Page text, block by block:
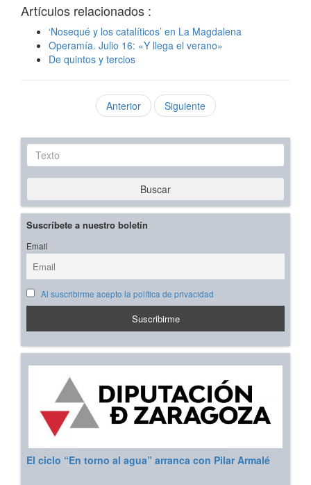
Artículos relacionados :
‘Nosequé y los catalíticos’ en La Magdalena
Operamía. Julio 16: «Y llega el verano»
De quintos y tercios
Anterior Siguiente
Texto
Buscar
Suscríbete a nuestro boletín
Email
Al suscribirme acepto la política de privacidad
El ciclo “En torno al agua” arranca con Pilar Armalé